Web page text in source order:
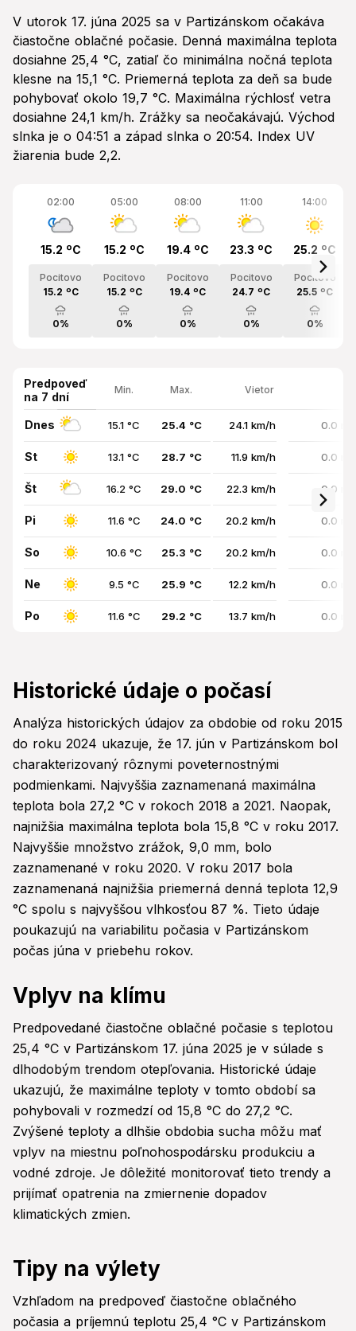
V utorok 17. júna 2025 sa v Partizánskom očakáva
čiastočne oblačné počasie. Denná maximálna teplota
dosiahne 25,4 °C, zatiaľ čo minimálna nočná teplota
klesne na 15,1 °C. Priemerná teplota za deň sa bude
pohybovať okolo 19,7 °C. Maximálna rýchlosť vetra
dosiahne 24,1 km/h. Zrážky sa neočakávajú. Východ
slnka je o 04:51 a západ slnka o 20:54. Index UV
žiarenia bude 2,2.
02:00
15.2 ºC
Pocitovo
15.2 ºC
0%
05:00
15.2 ºC
Pocitovo
15.2 ºC
0%
08:00
19.4 ºC
Pocitovo
19.4 ºC
0%
11:00
23.3 ºC
Pocitovo
24.7 ºC
0%
14:00
25.2 ºC
Pocitovo
25.5 ºC
0%
Predpoveď
na 7 dní
Min. Max. Vietor
Dnes 15.1 °C 25.4 °C 24.1 km/h 0.0
St 13.1 °C 28.7 °C 11.9 km/h 0.0
Št 16.2 °C 29.0 °C 22.3 km/h 0.0
Pi 11.6 °C 24.0 °C 20.2 km/h 0.0
So 10.6 °C 25.3 °C 20.2 km/h 0.0
Ne 9.5 °C 25.9 °C 12.2 km/h 0.0
Po 11.6 °C 29.2 °C 13.7 km/h 0.0
Historické údaje o počasí
Analýza historických údajov za obdobie od roku 2015
do roku 2024 ukazuje, že 17. jún v Partizánskom bol
charakterizovaný rôznymi poveternostnými
podmienkami. Najvyššia zaznamenaná maximálna
teplota bola 27,2 °C v rokoch 2018 a 2021. Naopak,
najnižšia maximálna teplota bola 15,8 °C v roku 2017.
Najvyššie množstvo zrážok, 9,0 mm, bolo
zaznamenané v roku 2020. V roku 2017 bola
zaznamenaná najnižšia priemerná denná teplota 12,9
°C spolu s najvyššou vlhkosťou 87 %. Tieto údaje
poukazujú na variabilitu počasia v Partizánskom
počas júna v priebehu rokov.
Vplyv na klímu
Predpovedané čiastočne oblačné počasie s teplotou
25,4 °C v Partizánskom 17. júna 2025 je v súlade s
dlhodobým trendom otepľovania. Historické údaje
ukazujú, že maximálne teploty v tomto období sa
pohybovali v rozmedzí od 15,8 °C do 27,2 °C.
Zvýšené teploty a dlhšie obdobia sucha môžu mať
vplyv na miestnu poľnohospodársku produkciu a
vodné zdroje. Je dôležité monitorovať tieto trendy a
prijímať opatrenia na zmiernenie dopadov
klimatických zmien.
Tipy na výlety
Vzhľadom na predpoveď čiastočne oblačného
počasia a príjemnú teplotu 25,4 °C v Partizánskom